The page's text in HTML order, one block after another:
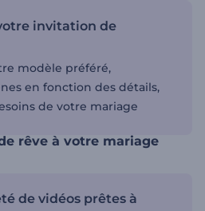
invitation de
modèle préféré,
en fonction des détails,
de votre mariage
rêve à votre mariage
de vidéos prêtes à